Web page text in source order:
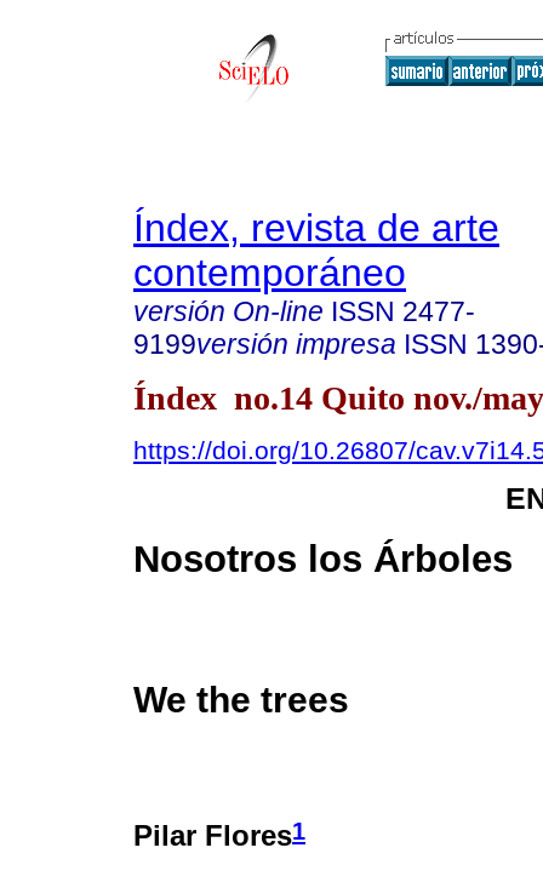
Índex, revista de arte
contemporáneo
versión On-line ISSN 2477-
9199versión impresa ISSN
Índex no.14 Quito nov./
https://doi.org/10.26807/
Nosotros los Árboles
We the trees
Pilar Flores1